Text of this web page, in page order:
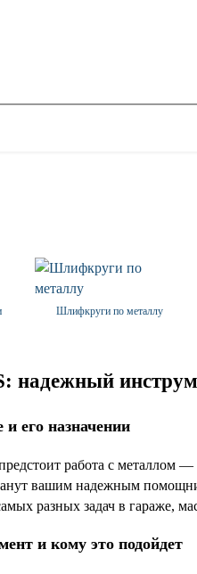
Шлифкруги по металлу
надежный
и его назначении
работа с металлом
вашим надежным
разных задач в гараже,
и кому это подойдет